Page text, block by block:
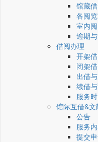
馆藏
各阅
室内
逾期
借阅办理
开架
闭架
出借
续借
服务
馆际互借&文
公告
服务
提交